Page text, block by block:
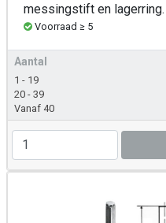
messingstift en lagerring.
Voorraad ≥ 5
Aantal
1 - 19
20 - 39
Vanaf 40